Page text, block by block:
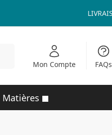
Mon Compte FAQs
Matières